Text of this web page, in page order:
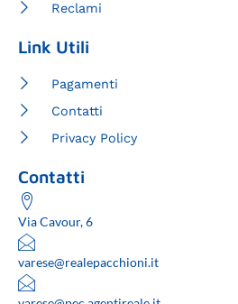
Reclami
Link Utili
Pagamenti
Contatti
Privacy Policy
Contatti
Via Cavour, 6
varese@realepacchioni.it